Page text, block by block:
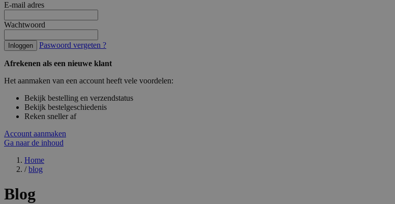
E-mail adres
Wachtwoord
Inloggen Paswoord vergeten ?
Afrekenen als een nieuwe klant
Het aanmaken van een account heeft vele voordelen:
Bekijk bestelling en verzendstatus
Bekijk bestelgeschiedenis
Reken sneller af
Account aanmaken
Ga naar de inhoud
Home
/ blog
Blog